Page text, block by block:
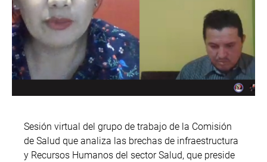
Sesión virtual del grupo de trabajo de la Comisión
de Salud que analiza las brechas de infraestructura
y Recursos Humanos del sector Salud, que preside